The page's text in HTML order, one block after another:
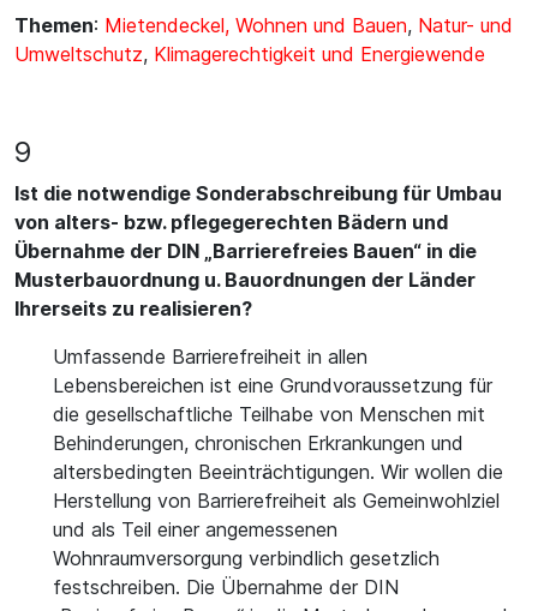
Themen: Mietendeckel, Wohnen und Bauen, Natur- und
Umweltschutz, Klimagerechtigkeit und Energiewende
9
Ist die notwendige Sonderabschreibung für Umbau
von alters- bzw. pflegegerechten Bädern und
Übernahme der DIN „Barrierefreies Bauen“ in die
Musterbauordnung u. Bauordnungen der Länder
Ihrerseits zu realisieren?
Umfassende Barrierefreiheit in allen
Lebensbereichen ist eine Grundvoraussetzung für
die gesellschaftliche Teilhabe von Menschen mit
Behinderungen, chronischen Erkrankungen und
altersbedingten Beeinträchtigungen. Wir wollen die
Herstellung von Barrierefreiheit als Gemeinwohlziel
und als Teil einer angemessenen
Wohnraumversorgung verbindlich gesetzlich
festschreiben. Die Übernahme der DIN